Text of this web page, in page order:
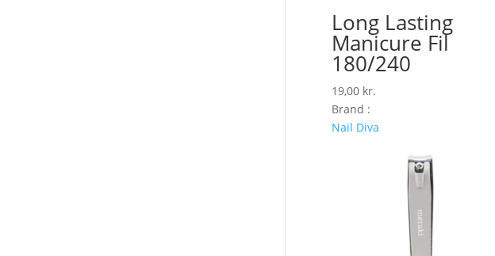
Long Lasting
Manicure Fil
180/240
19,00 kr.
Brand :
Nail Diva